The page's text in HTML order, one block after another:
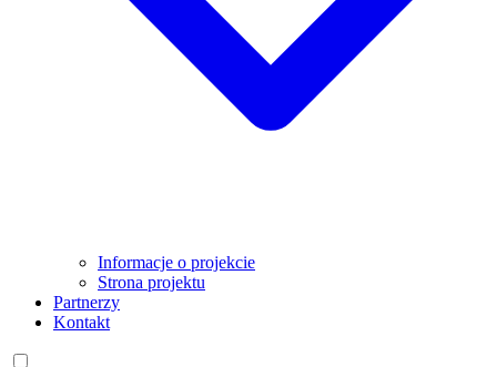
Informacje o projekcie
Strona projektu
Partnerzy
Kontakt